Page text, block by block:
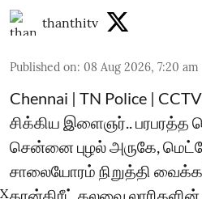
thanthitv
Published on: 08 Aug 2026, 7:20 am
Chennai | TN Police |
சிக்கிய இளைஞர்..
சென்னை புழல் அருகே,
சாலையோரம் நிறுத்தி
கான்கிரீட் கலவை
X